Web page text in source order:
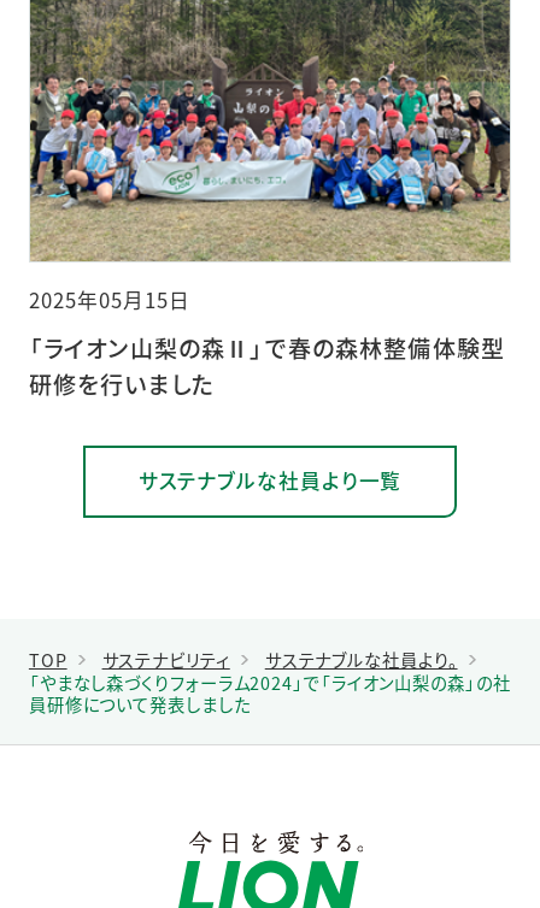
2025年05月15日
「ライオン山梨の森Ⅱ」で春の森林整備体験型
研修を行いました
サステナブルな社員より一覧
TOP サステナビリティ
サステナブルな社員より。
「やまなし森づくりフォーラム2024」で「ライオン山梨の森」の社
員研修について発表しました